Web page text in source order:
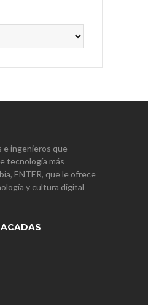
e ingenieros que
tecnología más
ENTER, que le ofrece
y cultura digital